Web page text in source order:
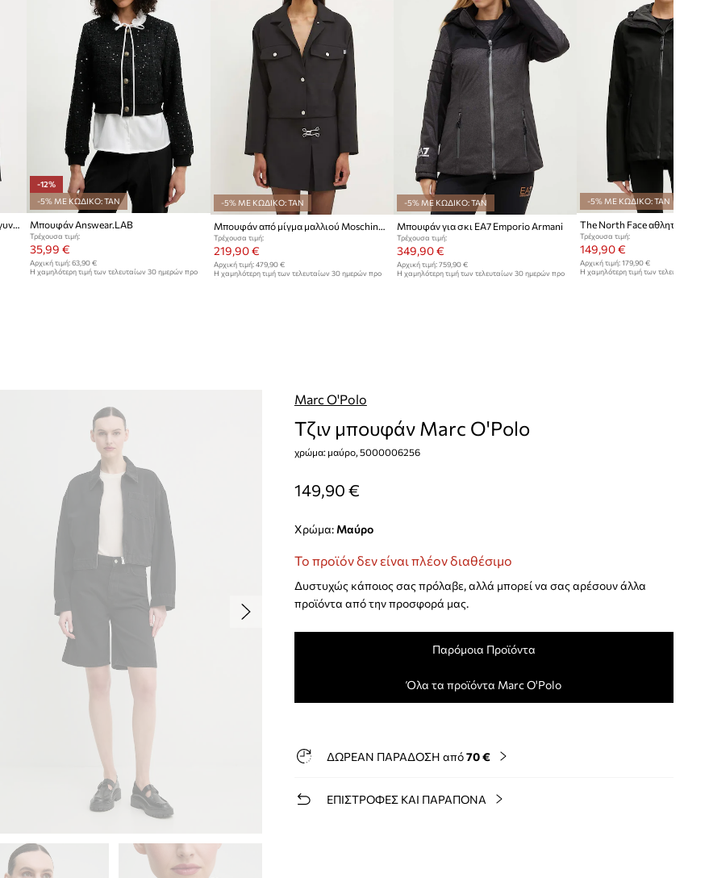
Marc O'Polo μεταβατικό μπουφάν γυναικείο
-12%
-5% ΜΕ ΚΩΔΙΚΟ: TAN
Μπουφάν Answear.LAB
Τρέχουσα τιμή:
35,99 €
Αρχική τιμή: 63,90 €
Η χαμηλότερη τιμή των τελευταίων 30 ημερών προ
-5% ΜΕ ΚΩΔΙΚΟ: TAN
Τρέχουσα τιμή:
219,90 €
Αρχική τιμή: 479,90 €
Η χαμηλότερη τιμή των τελευταίων 30 ημερών προ
-5% ΜΕ ΚΩΔΙΚΟ: TAN
Μπουφάν για σκι EA7 Emporio Armani
Τρέχουσα τιμή:
349,90 €
Αρχική τιμή:759,90 €
Η χαμηλότερη τιμή των τελευταίων 30 ημερών προ
-5% ΜΕ ΚΩΔΙΚΟ: TAN
Τρέχουσα τιμή:
149,90 €
Αρχική τιμή: 179,90 €
Η χαμηλότερη τιμή των τελευταίων
Marc O'Polo
Τζιν μπουφάν Marc O'Polo
χρώμα: μαύρο, 5000006256
149,90 €
Χρώμα: μαύρο
Το προϊόν δεν είναι πλέον διαθέσιμο
Δυστυχώς κάποιος σας πρόλαβε, αλλά μπορεί να σας αρέσουν άλλα
προϊόντα από την προσφορά μας.
Παρόμοια Προϊόντα
Όλα τα προϊόντα Marc O'Polo
ΔΩΡΕΑΝ ΠΑΡΑΔΟΣΗ από70 €
ΕΠΙΣΤΡΟΦΕΣ ΚΑΙ ΠΑΡΑΠΟΝΑ